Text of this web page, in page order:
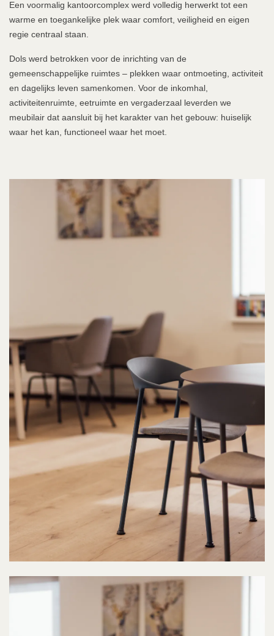
Een voormalig kantoorcomplex werd volledig herwerkt tot een
warme en toegankelijke plek waar comfort, veiligheid en eigen
regie centraal staan.
Dols werd betrokken voor de inrichting van de
gemeenschappelijke ruimtes – plekken waar ontmoeting, activiteit
en dagelijks leven samenkomen. Voor de inkomhal,
activiteitenruimte, eetruimte en vergaderzaal leverden we
meubilair dat aansluit bij het karakter van het gebouw: huiselijk
waar het kan, functioneel waar het moet.